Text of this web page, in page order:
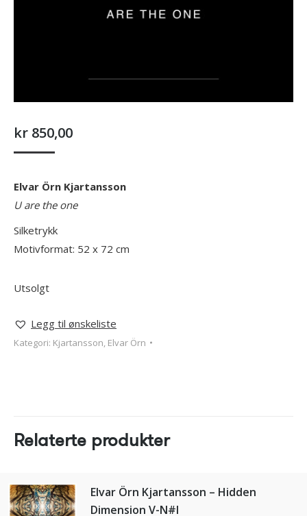
kr 850,00
Elvar Örn Kjartansson
U are the one
Silketrykk
Motivformat: 52 x 72 cm
Utsolgt
Legg til ønskeliste
Kategori: Kjartansson, Elvar Örn
Relaterte produkter
Elvar Örn Kjartansson – Hidden
Dimension V-N#I